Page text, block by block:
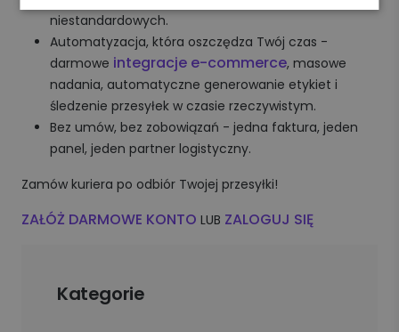
niestandardowych.
Automatyzacja, która oszczędza Twój czas -
darmowe integracje e-commerce, masowe
nadania, automatyczne generowanie etykiet i
śledzenie przesyłek w czasie rzeczywistym.
Bez umów, bez zobowiązań - jedna faktura, jeden
panel, jeden partner logistyczny.
Zamów kuriera po odbiór Twojej przesyłki!
ZAŁÓŻ DARMOWE KONTO LUB ZALOGUJ SIĘ
Kategorie